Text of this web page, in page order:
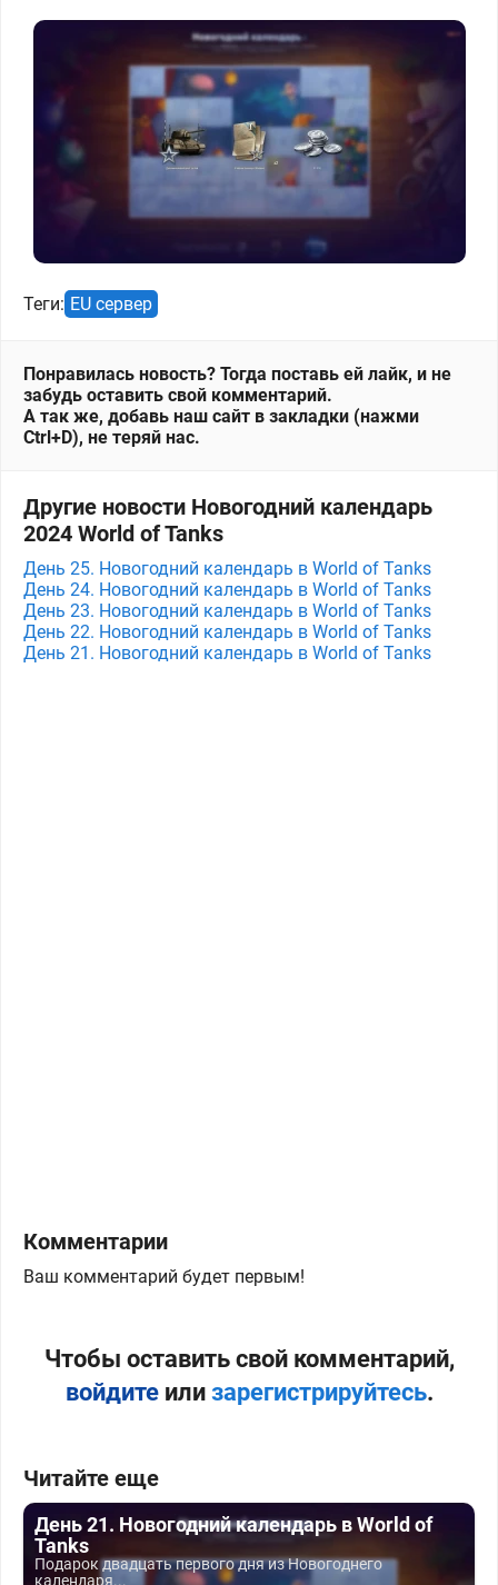
Теги: EU сервер
Понравилась новость? Тогда поставь ей лайк, и не
забудь оставить свой комментарий.
А так же, добавь наш сайт в закладки (нажми
Ctrl+D), не теряй нас.
Другие новости Новогодний календарь
2024 World of Tanks
День 25. Новогодний календарь в World of Tanks
День 24. Новогодний календарь в World of Tanks
День 23. Новогодний календарь в World of Tanks
День 22. Новогодний календарь в World of Tanks
День 21. Новогодний календарь в World of Tanks
Комментарии
Ваш комментарий будет первым!
Чтобы оставить свой комментарий,
войдитеили зарегистрируйтесь.
Читайте еще
День 21. Новогодний календарь в World of
Tanks
Подарок двадцать первого дня из Новогоднего
календаря...